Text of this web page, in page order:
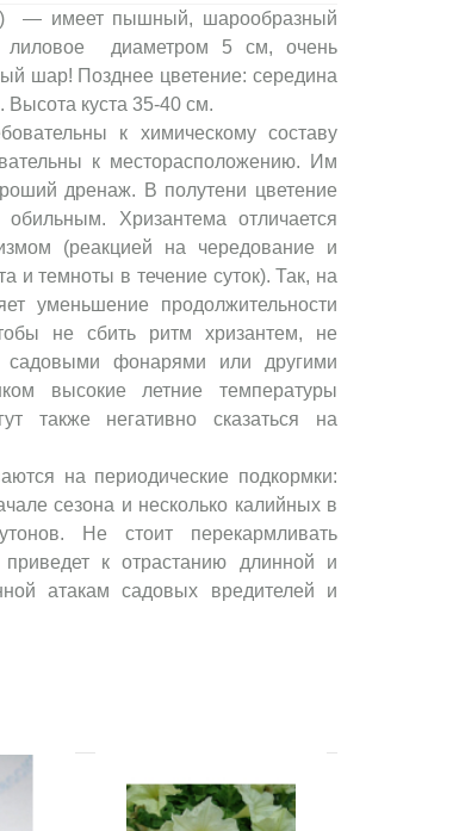
— имеет пышный, шарообразный
лиловое диаметром 5 см, очень
шар! Позднее цветение: середина
куста 35-40 см.
к химическому составу
к месторасположению. Им
дренаж. В полутени цветение
Хризантема отличается
(реакцией на чередование и
и темноты в течение суток). Так, на
уменьшение продолжительности
не сбить ритм хризантем, не
фонарями или другими
высокие летние температуры
также негативно сказаться на
на периодические подкормки:
сезона и несколько калийных в
Не стоит перекармливать
к отрастанию длинной и
атакам садовых вредителей и